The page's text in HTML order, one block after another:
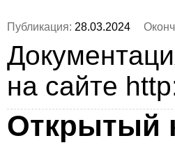
Публикация: 28.03.2024
на сайте
Открытый